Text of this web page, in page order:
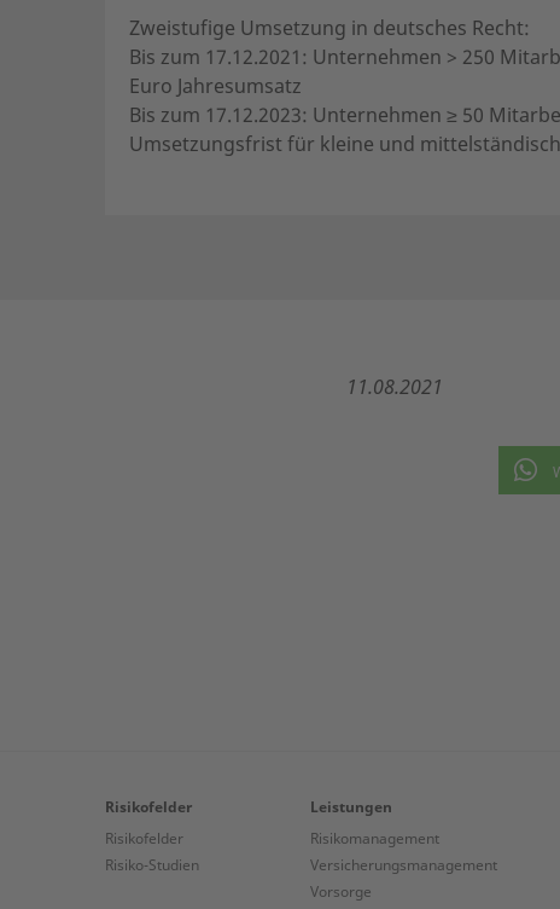
Zweistufige Umsetzung in deutsches Recht:
Bis zum 17.12.2021: Unternehmen > 250
Euro Jahresumsatz
Bis zum 17.12.2023: Unternehmen ≥ 50
Umsetzungsfrist für kleine und
11.08.2021
Risikofelder
Risikofelder
Risiko-Studien
Leistungen
Risikomanagement
Versicherungs­management
Vorsorge